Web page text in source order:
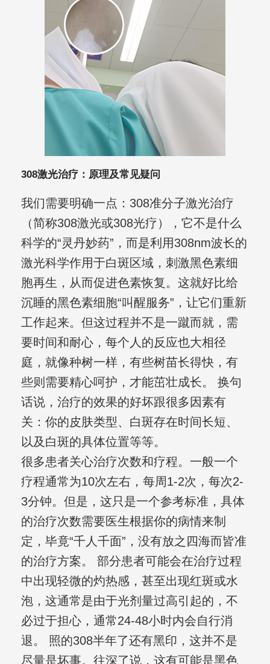
308激光治疗：原理及常见疑问
我们需要明确一点：308准分子激光治疗
（简称308激光或308光疗），它不是什么
科学的“灵丹妙药”，而是利用308nm波长的
激光科学作用于白斑区域，刺激黑色素细
胞再生，从而促进色素恢复。这就好比给
沉睡的黑色素细胞“叫醒服务”，让它们重新
工作起来。但这过程并不是一蹴而就，需
要时间和耐心，每个人的反应也大相径
庭，就像种树一样，有些树苗长得快，有
些则需要精心呵护，才能茁壮成长。 换句
话说，治疗的效果的好坏跟很多因素有
关：你的皮肤类型、白斑存在时间长短、
以及白斑的具体位置等等。
很多患者关心治疗次数和疗程。一般一个
疗程通常为10次左右，每周1-2次，每次2-
3分钟。但是，这只是一个参考标准，具体
的治疗次数需要医生根据你的病情来制
定，毕竟“千人千面”，没有放之四海而皆准
的治疗方案。 部分患者可能会在治疗过程
中出现轻微的灼热感，甚至出现红斑或水
泡，这通常是由于光剂量过高引起的，不
必过于担心，通常24-48小时内会自行消
退。 照的308半年了还有黑印，这并不是
尽量是坏事。往深了说，这有可能是黑色